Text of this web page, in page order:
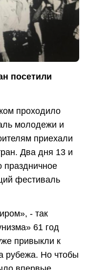
посетили
проходило
молодежи и
приехали
Два дня 13 и
праздничное
фестиваль
- так
61 год
привыкли к
рубежа. Но чтобы